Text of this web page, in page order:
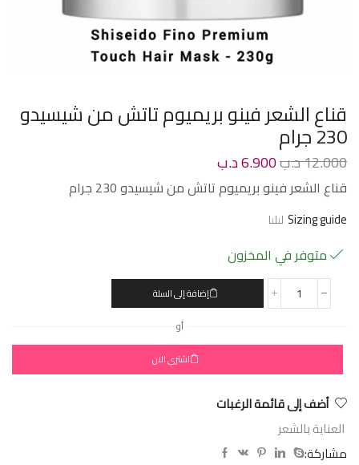
قناع الشعر فينو بريميوم تاتش من شيسيدو
230 جرام
12.000د.ب6.900د.ب
قناع الشعر فينو بريميوم تاتش من شيسيدو 230 جرام
Sizing guide
متوفر في المخزون
إضافة إلى السلة
أو
اشتري الان
أضف إلى قائمة الرغبات
العناية بالشعر
مشاركة: